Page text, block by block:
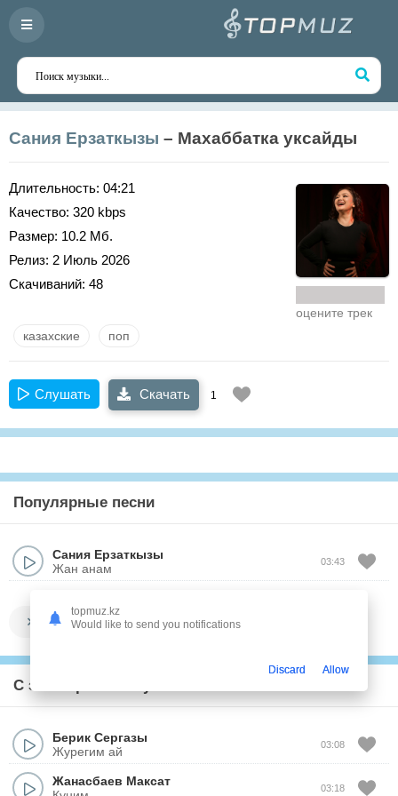
Сания Ерзаткызы – Махаббатка уксайды
Длительность: 04:21
Качество: 320 kbps
Размер: 10.2 Мб.
Релиз: 2 Июль 2026
Скачиваний: 48
оцените трек
казахские поп
Слушать Скачать 1
Популярные песни
Сания Ерзаткызы
Жан анам
03:43
Показать все
С этим треком слушают
Берик Сергазы
Журегим ай
03:08
Жанасбаев Максат
03:18
topmuz.kz
Would like to send you notifications
Discard Allow